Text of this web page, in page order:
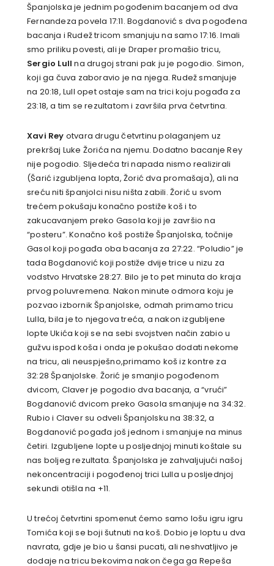
Španjolska je jednim pogođenim bacanjem od dva
Fernandeza povela 17:11. Bogdanović s dva pogođena
bacanja i Rudež tricom smanjuju na samo 17:16. Imali
smo priliku povesti, ali je Draper promašio tricu,
Sergio Lull na drugoj strani pak ju je pogodio. Simon,
koji ga čuva zaboravio je na njega. Rudež smanjuje
na 20:18, Lull opet ostaje sam na trici koju pogađa za
23:18, a tim se rezultatom i završila prva četvrtina.
Xavi Rey otvara drugu četvrtinu polaganjem uz
prekršaj Luke Žorića na njemu. Dodatno bacanje Rey
nije pogodio. Sljedeća tri napada nismo realizirali
(Šarić izgubljena lopta, Žorić dva promašaja), ali na
sreću niti španjolci nisu ništa zabili. Žorić u svom
trećem pokušaju konačno postiže koš i to
zakucavanjem preko Gasola koji je završio na
“posteru”. Konačno koš postiže Španjolska, točnije
Gasol koji pogađa oba bacanja za 27:22. “Poludio” je
tada Bogdanović koji postiže dvije trice u nizu za
vodstvo Hrvatske 28:27. Bilo je to pet minuta do kraja
prvog poluvremena. Nakon minute odmora koju je
pozvao izbornik Španjolske, odmah primamo tricu
Lulla, bila je to njegova treća, a nakon izgubljene
lopte Ukića koji se na sebi svojstven način zabio u
gužvu ispod koša i onda je pokušao dodati nekome
na tricu, ali neuspješno,primamo koš iz kontre za
32:28 Španjolske. Žorić je smanjio pogođenom
dvicom, Claver je pogodio dva bacanja, a “vrući”
Bogdanović dvicom preko Gasola smanjuje na 34:32.
Rubio i Claver su odveli Španjolsku na 38:32, a
Bogdanović pogađa još jednom i smanjuje na minus
četiri. Izgubljene lopte u posljednjoj minuti koštale su
nas boljeg rezultata. Španjolska je zahvaljujući našoj
nekoncentraciji i pogođenoj trici Lulla u posljednjoj
sekundi otišla na +11.
U trećoj četvrtini spomenut ćemo samo lošu igru igru
Tomića koji se boji šutnuti na koš. Dobio je loptu u dva
navrata, gdje je bio u šansi pucati, ali neshvatljivo je
dodaje na tricu bekovima nakon čega ga Repeša